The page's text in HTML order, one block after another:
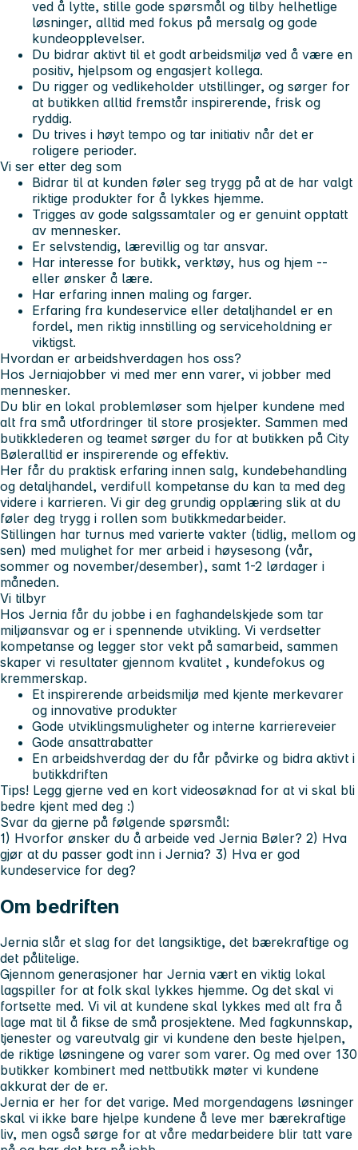
ved å lytte, stille gode spørsmål og tilby helhetlige
løsninger, alltid med fokus på mersalg og gode
kundeopplevelser.
Du bidrar aktivt til et godt arbeidsmiljø ved å være en
positiv, hjelpsom og engasjert kollega.
Du rigger og vedlikeholder utstillinger, og sørger for
at butikken alltid fremstår inspirerende, frisk og
ryddig.
Du trives i høyt tempo og tar initiativ når det er
roligere perioder.
Vi ser etter deg som
Bidrar til at kunden føler seg trygg på at de har valgt
riktige produkter for å lykkes hjemme.
Trigges av gode salgssamtaler og er genuint opptatt
av mennesker.
Er selvstendig, lærevillig og tar ansvar.
Har interesse for butikk, verktøy, hus og hjem --
eller ønsker å lære.
Har erfaring innen maling og farger.
Erfaring fra kundeservice eller detaljhandel er en
fordel, men riktig innstilling og serviceholdning er
viktigst.
Hvordan er arbeidshverdagen hos oss?
Hos Jerniajobber vi med mer enn varer, vi jobber med
mennesker.
Du blir en lokal problemløser som hjelper kundene med
alt fra små utfordringer til store prosjekter. Sammen med
butikklederen og teamet sørger du for at butikken på City
Bøleralltid er inspirerende og effektiv.
Her får du praktisk erfaring innen salg, kundebehandling
og detaljhandel, verdifull kompetanse du kan ta med deg
videre i karrieren. Vi gir deg grundig opplæring slik at du
føler deg trygg i rollen som butikkmedarbeider.
Stillingen har turnus med varierte vakter (tidlig, mellom og
sen) med mulighet for mer arbeid i høysesong (vår,
sommer og november/desember), samt 1-2 lørdager i
måneden.
Vi tilbyr
Hos Jernia får du jobbe i en faghandelskjede som tar
miljøansvar og er i spennende utvikling. Vi verdsetter
kompetanse og legger stor vekt på samarbeid, sammen
skaper vi resultater gjennom kvalitet , kundefokus og
kremmerskap.
Et inspirerende arbeidsmiljø med kjente merkevarer
og innovative produkter
Gode utviklingsmuligheter og interne karriereveier
Gode ansattrabatter
En arbeidshverdag der du får påvirke og bidra aktivt i
butikkdriften
Tips! Legg gjerne ved en kort videosøknad for at vi skal bli
bedre kjent med deg :)
Svar da gjerne på følgende spørsmål:
1) Hvorfor ønsker du å arbeide ved Jernia Bøler? 2) Hva
gjør at du passer godt inn i Jernia? 3) Hva er god
kundeservice for deg?
Om bedriften
Jernia slår et slag for det langsiktige, det bærekraftige og
det pålitelige.
Gjennom generasjoner har Jernia vært en viktig lokal
lagspiller for at folk skal lykkes hjemme. Og det skal vi
fortsette med. Vi vil at kundene skal lykkes med alt fra å
lage mat til å fikse de små prosjektene. Med fagkunnskap,
tjenester og vareutvalg gir vi kundene den beste hjelpen,
de riktige løsningene og varer som varer. Og med over 130
butikker kombinert med nettbutikk møter vi kundene
akkurat der de er.
Jernia er her for det varige. Med morgendagens løsninger
skal vi ikke bare hjelpe kundene å leve mer bærekraftige
liv, men også sørge for at våre medarbeidere blir tatt vare